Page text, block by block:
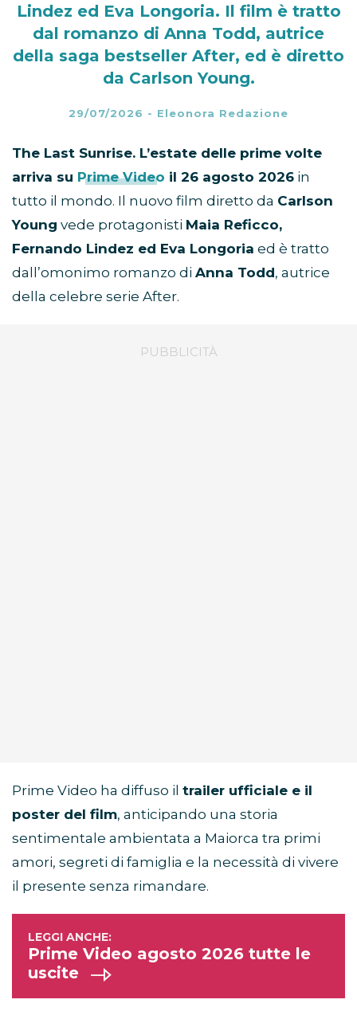
Lindez ed Eva Longoria. Il film è tratto
dal romanzo di Anna Todd, autrice
della saga bestseller After, ed è diretto
da Carlson Young.
29/07/2026 - Eleonora Redazione
The Last Sunrise. L’estate delle prime volte
arriva su Prime Video il 26 agosto 2026 in
tutto il mondo. Il nuovo film diretto da Carlson
Young vede protagonisti Maia Reficco,
Fernando Lindez ed Eva Longoria ed è tratto
dall’omonimo romanzo di Anna Todd, autrice
della celebre serie After.
Prime Video ha diffuso il trailer ufficiale e il
poster del film, anticipando una storia
sentimentale ambientata a Maiorca tra primi
amori, segreti di famiglia e la necessità di vivere
il presente senza rimandare.
Prime Video agosto 2026 tutte le
uscite